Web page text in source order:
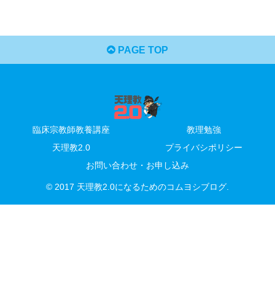
PAGE TOP
臨床宗教師教養講座
教理勉強
天理教2.0
プライバシポリシー
お問い合わせ・お申し込み
© 2017 天理教2.0になるためのコムヨシブログ.